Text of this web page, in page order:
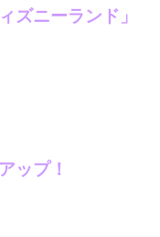
ズニーランド」
ップ！